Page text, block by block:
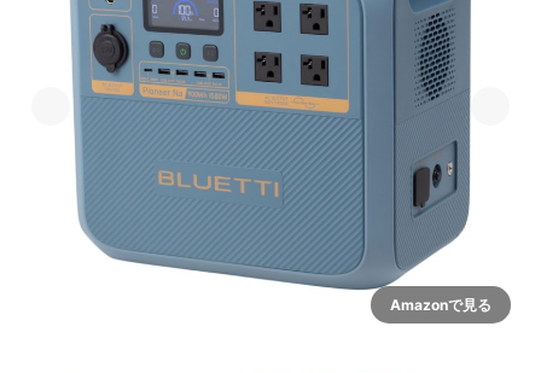
Amazonで見る